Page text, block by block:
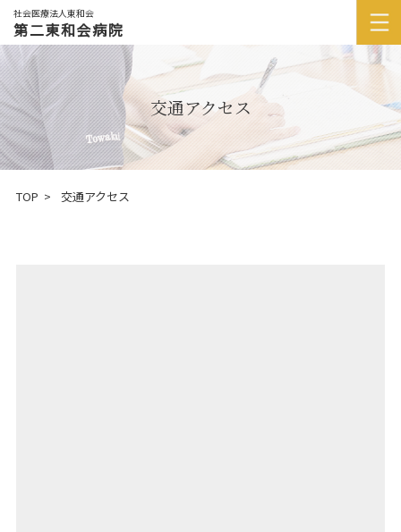
社会医療法人東和会
第二東和会病院
交通アクセス
TOP 交通アクセス